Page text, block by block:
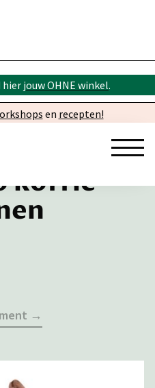
hier jouw OHNE winkel.
en recepten!
koffie -
→